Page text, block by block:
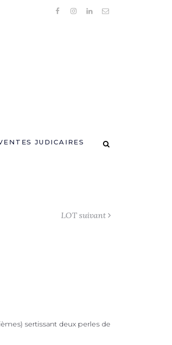
JUDICAIRES
LOT suivant
sertissant deux perles de